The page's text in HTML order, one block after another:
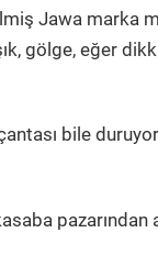
Jawa marka
gölge, eğer
bile
pazarından